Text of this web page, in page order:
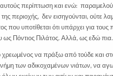
αυτούς περίπτωση και ενώ:
περιοχής, δεν εισηγούνται, ούτε
υποτίθεται ότι υπάρχει για τους
ως Πόντιος Πιλάτος. Αλλά, ως εδώ πια.
χρεωμένος να πράξω από τούδε και
των αδικοχαμένων νιάτων, να